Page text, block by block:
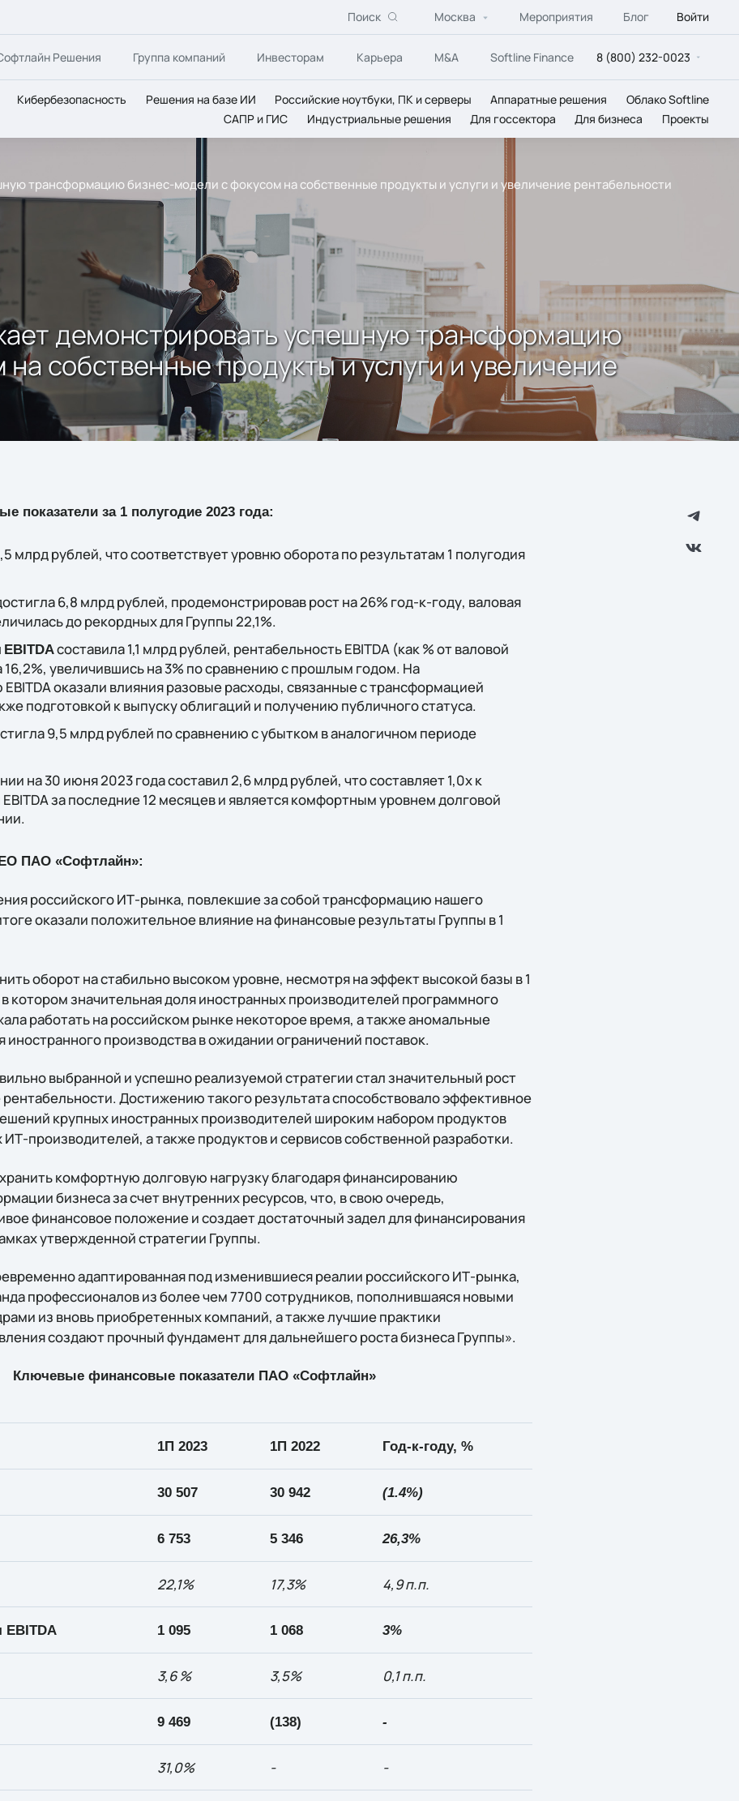
Поиск Москва Мероприятия Блог Войти
Решения Группа компаний Инвесторам Карьера M&A Softline Finance 8 (800) 232-0023
Кибербезопасность Решения на базе ИИ Российские ноутбуки, ПК и серверы Аппаратные решения
Облако Softline
САПР и ГИС
Индустриальные решения Для госсектора Для бизнеса Проекты
трансформацию бизнес-модели с фокусом на собственные продукты и услуги и увеличение рентабельности
демонстрировать успешную трансформацию
собственные продукты и услуги и увеличение
показатели за 1 полугодие 2023 года:
млрд рублей, что соответствует уровню оборота по результатам 1 полугодия
6,8 млрд рублей, продемонстрировав рост на 26% год-к-году, валовая
до рекордных для Группы 22,1%.
EBITDAсоставила 1,1 млрд рублей, рентабельность EBITDA (как % от валовой
увеличившись на 3% по сравнению с прошлым годом. На
оказали влияния разовые расходы, связанные с трансформацией
подготовкой к выпуску облигаций и получению публичного статуса.
9,5 млрд рублей по сравнению с убытком в аналогичном периоде
на 30 июня 2023 года составил 2,6 млрд рублей, что составляет 1,0x к
за последние 12 месяцев и является комфортным уровнем долговой
ПАО «Софтлайн»:
российского ИТ-рынка, повлекшие за собой трансформацию нашего
оказали положительное влияние на финансовые результаты Группы в 1
оборот на стабильно высоком уровне, несмотря на эффект высокой базы в 1
котором значительная доля иностранных производителей программного
работать на российском рынке некоторое время, а также аномальные
иностранного производства в ожидании ограничений поставок.
выбранной и успешно реализуемой стратегии стал значительный рост
Достижению такого результата способствовало эффективное
крупных иностранных производителей широким набором продуктов
производителей, а также продуктов и сервисов собственной разработки.
комфортную долговую нагрузку благодаря финансированию
бизнеса за счет внутренних ресурсов, что, в свою очередь,
финансовое положение и создает достаточный задел для финансирования
утвержденной стратегии Группы.
адаптированная под изменившиеся реалии российского ИТ-рынка,
профессионалов из более чем 7700 сотрудников, пополнившаяся новыми
из вновь приобретенных компаний, а также лучшие практики
создают прочный фундамент для дальнейшего роста бизнеса Группы».
Ключевые финансовые показатели ПАО «Софтлайн»
1П 2023 1П 2022 Год-к-году, %
30 507 30 942 (1.4%)
6 753 5 346 26,3%
22,1% 17,3% 4,9п.п.
EBITDA 1 095 1 068 3%
3,6 % 3,5% 0,1 п.п.
9469 (138) -
31,0% - -